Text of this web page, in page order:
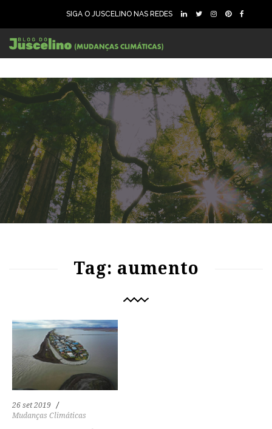
SIGA O JUSCELINO NAS REDES
Tag: aumento
26 set 2019
Mudanças Climáticas